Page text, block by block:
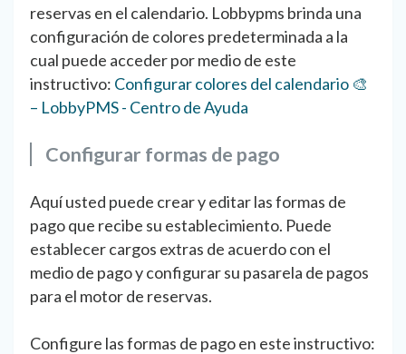
reservas en el calendario. Lobbypms brinda una
configuración de colores predeterminada a la
cual puede acceder por medio de este
instructivo: Configurar colores del calendario 🎨
– LobbyPMS - Centro de Ayuda
Configurar formas de pago
Aquí usted puede crear y editar las formas de
pago que recibe su establecimiento. Puede
establecer cargos extras de acuerdo con el
medio de pago y configurar su pasarela de pagos
para el motor de reservas.
Configure las formas de pago en este instructivo: